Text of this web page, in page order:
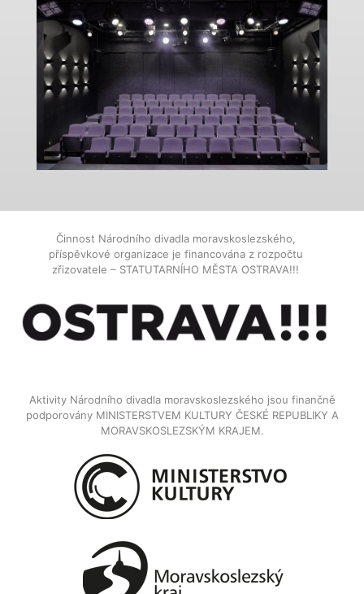
Činnost Národního divadla moravskoslezského,
příspěvkové organizace je financována z rozpočtu
zřizovatele – STATUTARNÍHO MĚSTA OSTRAVA!!!
Aktivity Národního divadla moravskoslezského jsou finančně
podporovány MINISTERSTVEM KULTURY ČESKÉ REPUBLIKY A
MORAVSKOSLEZSKÝM KRAJEM.